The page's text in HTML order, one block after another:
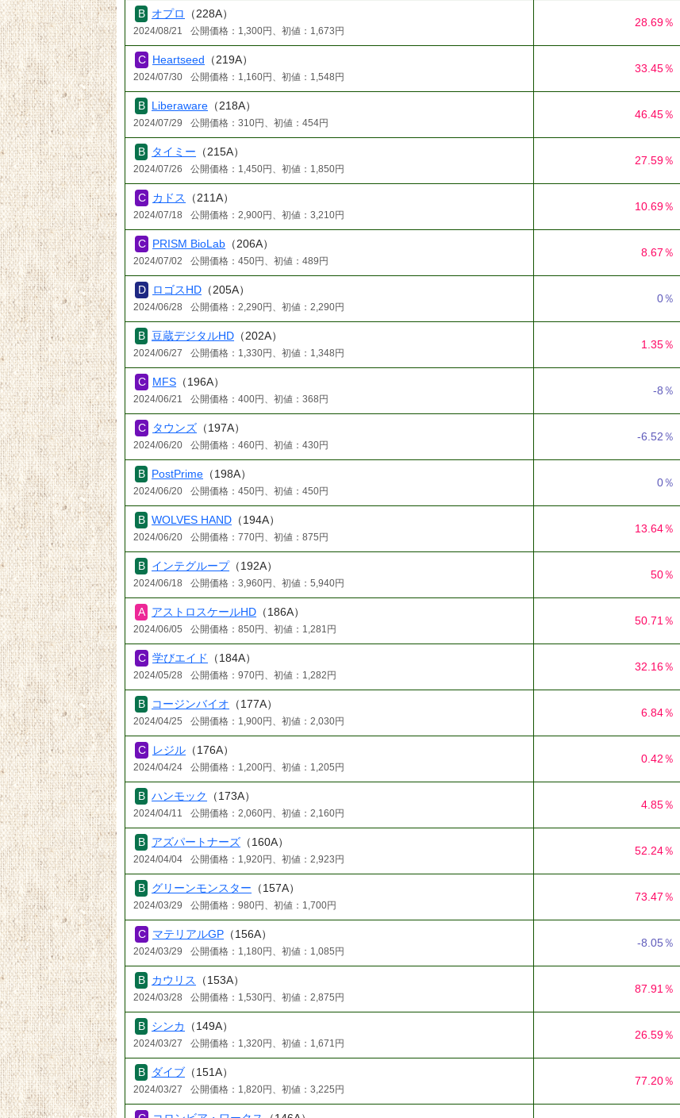
オプロ （228A）
2024/08/21 公開価格：1,300円、初値：1,673円
28.69％
Heartseed （219A）
2024/07/30 公開価格：1,160円、初値：1,548円
33.45％
Liberaware （218A）
2024/07/29 公開価格：310円、初値：454円
46.45％
タイミー （215A）
2024/07/26 公開価格：1,450円、初値：1,850円
27.59％
カドス （211A）
2024/07/18 公開価格：2,900円、初値：3,210円
10.69％
PRISM BioLab （206A）
2024/07/02 公開価格：450円、初値：489円
8.67％
ロゴスHD （205A）
2024/06/28 公開価格：2,290円、初値：2,290円
0％
豆蔵デジタルHD （202A）
2024/06/27 公開価格：1,330円、初値：1,348円
1.35％
MFS （196A）
2024/06/21 公開価格：400円、初値：368円
-8％
タウンズ （197A）
2024/06/20 公開価格：460円、初値：430円
-6.52％
PostPrime （198A）
2024/06/20 公開価格：450円、初値：450円
0％
WOLVES HAND （194A）
2024/06/20 公開価格：770円、初値：875円
13.64％
インテグループ（192A）
2024/06/18 公開価格：3,960円、初値：5,940円
50％
アストロスケールHD （186A）
2024/06/05 公開価格：850円、初値：1,281円
50.71％
学びエイド （184A）
2024/05/28 公開価格：970円、初値：1,282円
32.16％
コージンバイオ （177A）
2024/04/25 公開価格：1,900円、初値：2,030円
6.84％
レジル （176A）
2024/04/24 公開価格：1,200円、初値：1,205円
0.42％
ハンモック （173A）
2024/04/11 公開価格：2,060円、初値：2,160円
4.85％
アズパートナーズ （160A）
2024/04/04 公開価格：1,920円、初値：2,923円
52.24％
グリーンモンスター （157A）
2024/03/29 公開価格：980円、初値：1,700円
73.47％
マテリアルGP （156A）
2024/03/29 公開価格：1,180円、初値：1,085円
-8.05％
カウリス （153A）
2024/03/28 公開価格：1,530円、初値：2,875円
87.91％
シンカ （149A）
2024/03/27 公開価格：1,320円、初値：1,671円
26.59％
ダイブ （151A）
2024/03/27 公開価格：1,820円、初値：3,225円
77.20％